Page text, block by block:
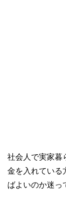
社会人で実家暮
金を入れている
ばよいのか迷っ